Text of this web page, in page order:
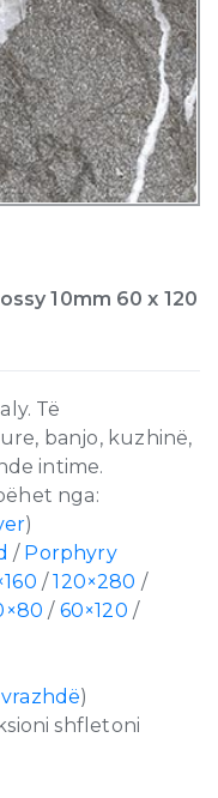
10mm 60 x 120
Të
banjo, kuzhinë,
intime.
nga:
)
/ Porphyry
/120×280 /
/ 60×120 /
vrazhdë)
shfletoni